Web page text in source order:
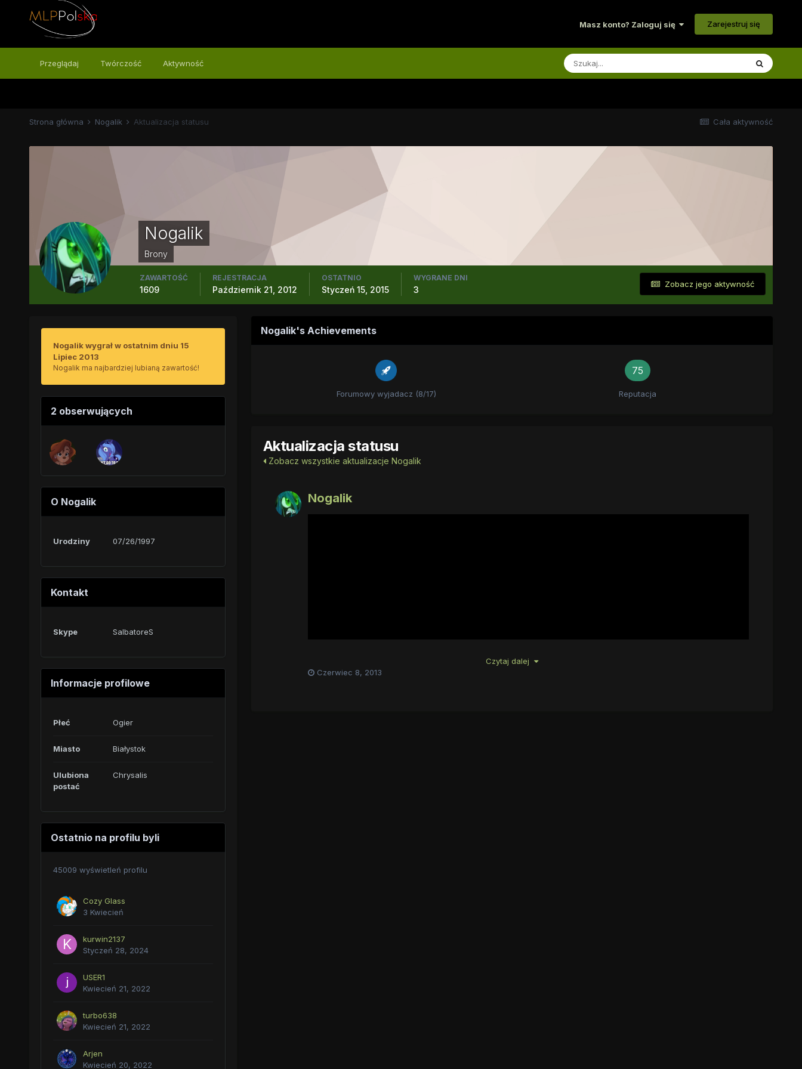
Masz konto? Zaloguj się Zarejestruj się
Przeglądaj Twórczość Aktywność
Cała aktywność
Strona główna Nogalik Aktualizacja statusu
Nogalik
Brony
Zobacz jego aktywność
ZAWARTOŚĆ
1609
REJESTRACJA
Październik 21, 2012
OSTATNIO
Styczeń 15, 2015
WYGRANE DNI
3
Nogalik wygrał w ostatnim dniu 15
Lipiec 2013
Nogalik ma najbardziej lubianą zawartość!
2 obserwujących
O Nogalik
Urodziny 07/26/1997
Kontakt
Skype SalbatoreS
Informacje profilowe
Płeć Ogier
Miasto Białystok
Ulubiona
postać
Chrysalis
Ostatnio na profilu byli
45009 wyświetleń profilu
Cozy Glass
3 Kwiecień
kurwin2137
Styczeń 28, 2024
USER1
Kwiecień 21, 2022
turbo638
Kwiecień 21, 2022
Arjen
Kwiecień 20, 2022
Nogalik's Achievements
Forumowy wyjadacz (8/17)
75
Reputacja
Aktualizacja statusu
Zobacz wszystkie aktualizacje Nogalik
Nogalik
Czytaj dalej
Czerwiec 8, 2013